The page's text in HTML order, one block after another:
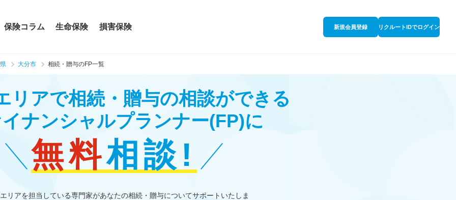
保険コラム 生命保険 損害保険 新規会員登録 リクルートIDでログイン
大分市 相続・贈与のFP一覧
リアで相続・贈与の相談ができる
ナンシャルプランナー(FP)に
無料相談!
リアを担当している専門家があなたの相続・贈与についてサポートいたしま